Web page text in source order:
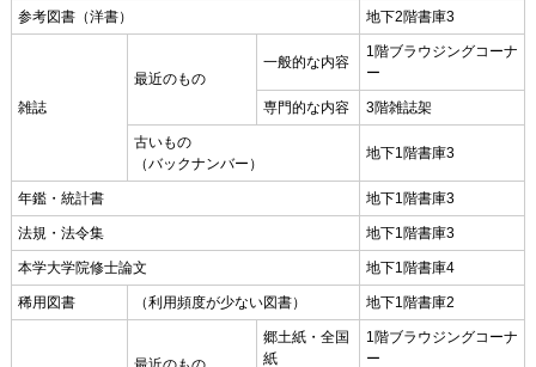
参考図書（洋書） 地下2階書庫3
雑誌
最近のもの
一般的な内容
1階ブラウジングコーナ
ー
専門的な内容 3階雑誌架
古いもの
（バックナンバー）
地下1階書庫3
年鑑・統計書 地下1階書庫3
法規・法令集 地下1階書庫3
本学大学院修士論文 地下1階書庫4
稀用図書 （利用頻度が少ない図書） 地下1階書庫2
郷土紙・全国
紙
1階ブラウジングコーナ
ー